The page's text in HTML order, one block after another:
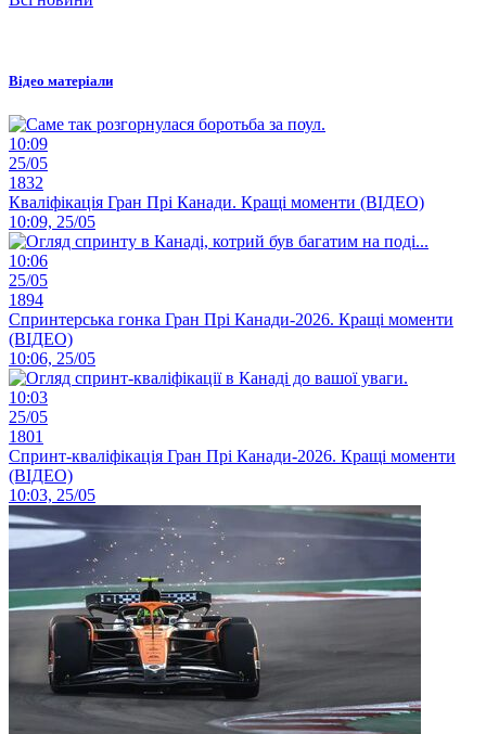
Відео матеріали
10:09
25/05
1832
Кваліфікація Гран Прі Канади. Кращі моменти (ВІДЕО)
10:09, 25/05
10:06
25/05
1894
Спринтерська гонка Гран Прі Канади-2026. Кращі моменти
(ВІДЕО)
10:06, 25/05
10:03
25/05
1801
Спринт-кваліфікація Гран Прі Канади-2026. Кращі моменти
(ВІДЕО)
10:03, 25/05